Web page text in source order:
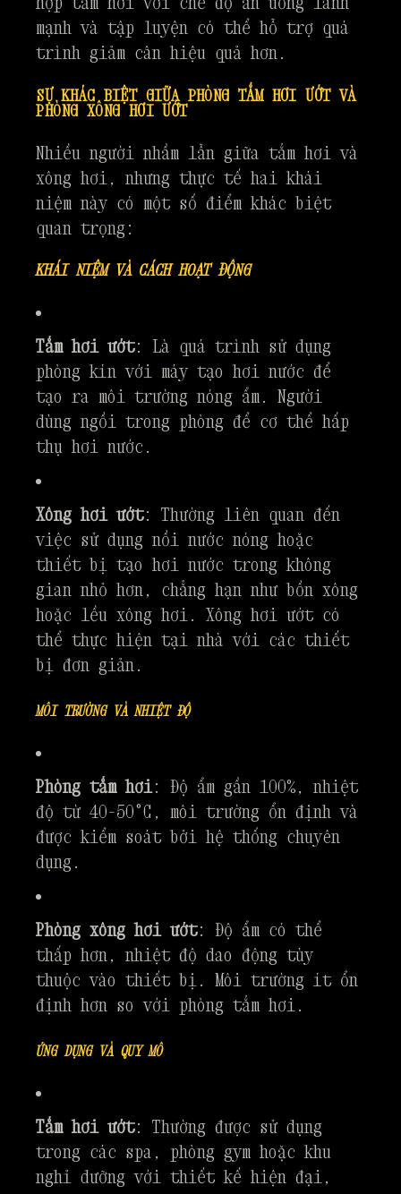
mạnh và tập luyện có thể hỗ trợ quá
trình giảm cân hiệu quả hơn.
SỰ KHÁC BIỆT GIỮA PHÒNG TẮM HƠI ƯỚT VÀ
PHÒNG XÔNG HƠI ƯỚT
Nhiều người nhầm lẫn giữa tắm hơi và
xông hơi, nhưng thực tế hai khái
niệm này có một số điểm khác biệt
quan trọng:
KHÁI NIỆM VÀ CÁCH HOẠT ĐỘNG
Tắm hơi ướt: Là quá trình sử dụng
phòng kín với máy tạo hơi nước để
tạo ra môi trường nóng ẩm. Người
dùng ngồi trong phòng để cơ thể hấp
thụ hơi nước.
Xông hơi ướt: Thường liên quan đến
việc sử dụng nồi nước nóng hoặc
thiết bị tạo hơi nước trong không
gian nhỏ hơn, chẳng hạn như bồn xông
hoặc lều xông hơi. Xông hơi ướt có
thể thực hiện tại nhà với các thiết
bị đơn giản.
MÔI TRƯỜNG VÀ NHIỆT ĐỘ
Phòng tắm hơi: Độ ẩm gần 100%, nhiệt
độ từ 40-50°C, môi trường ổn định và
được kiểm soát bởi hệ thống chuyên
dụng.
Phòng xông hơi ướt: Độ ẩm có thể
thấp hơn, nhiệt độ dao động tùy
thuộc vào thiết bị. Môi trường ít ổn
định hơn so với phòng tắm hơi.
ỨNG DỤNG VÀ QUY MÔ
Tắm hơi ướt: Thường được sử dụng
trong các spa, phòng gym hoặc khu
nghỉ dưỡng với thiết kế hiện đại,